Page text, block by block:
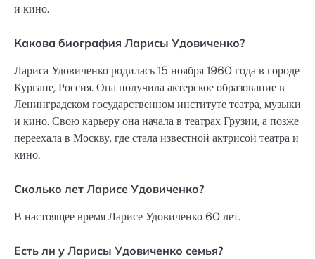
и кино.
Какова биография Ларисы Удовиченко?
Лариса Удовиченко родилась 15 ноября 1960 года в городе
Кургане, Россия. Она получила актерское образование в
Ленинградском государственном институте театра, музыки
и кино. Свою карьеру она начала в театрах Грузии, а позже
переехала в Москву, где стала известной актрисой театра и
кино.
Сколько лет Ларисе Удовиченко?
В настоящее время Ларисе Удовиченко 60 лет.
Есть ли у Ларисы Удовиченко семья?